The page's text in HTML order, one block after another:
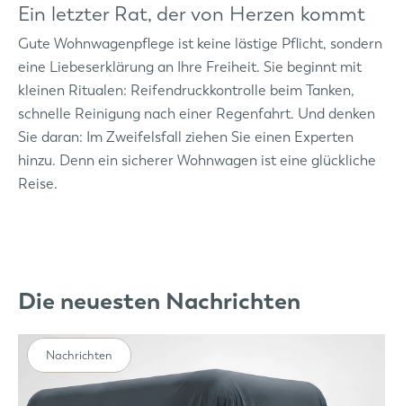
Ein letzter Rat, der von Herzen kommt
Gute Wohnwagenpflege ist keine lästige Pflicht, sondern
eine Liebeserklärung an Ihre Freiheit. Sie beginnt mit
kleinen Ritualen: Reifendruckkontrolle beim Tanken,
schnelle Reinigung nach einer Regenfahrt. Und denken
Sie daran: Im Zweifelsfall ziehen Sie einen Experten
hinzu. Denn ein sicherer Wohnwagen ist eine glückliche
Reise.
Die neuesten Nachrichten
Nachrichten